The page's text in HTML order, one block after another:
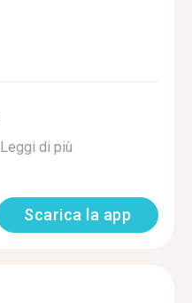
Leggi di più
Scarica la app